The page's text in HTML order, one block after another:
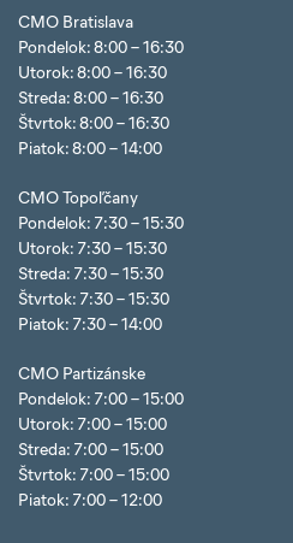
CMO Bratislava
Pondelok: 8:00 – 16:30
Utorok: 8:00 – 16:30
Streda: 8:00 – 16:30
Štvrtok: 8:00 – 16:30
Piatok: 8:00 – 14:00
CMO Topoľčany
Pondelok: 7:30 – 15:30
Utorok: 7:30 – 15:30
Streda: 7:30 – 15:30
Štvrtok: 7:30 – 15:30
Piatok: 7:30 – 14:00
CMO Partizánske
Pondelok: 7:00 – 15:00
Utorok: 7:00 – 15:00
Streda: 7:00 – 15:00
Štvrtok: 7:00 – 15:00
Piatok: 7:00 – 12:00